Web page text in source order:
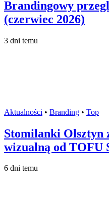
Brandingowy
(czerwiec 2026)
3 dni temu
Aktualności • Branding • Top
Stomilanki Olsztyn
wizualną od TOFU
6 dni temu